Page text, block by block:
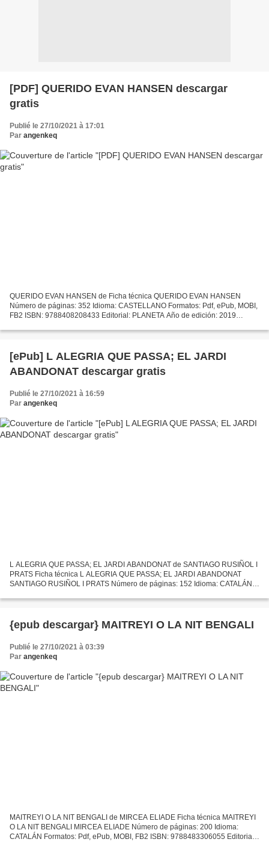
[PDF] QUERIDO EVAN HANSEN descargar
gratis
Publié le 27/10/2021 à 17:01
Par angenkeq
QUERIDO EVAN HANSEN de Ficha técnica QUERIDO EVAN HANSEN
Número de páginas: 352 Idioma: CASTELLANO Formatos: Pdf, ePub, MOBI,
FB2 ISBN: 9788408208433 Editorial: PLANETA Año de edición: 2019
[ePub] L ALEGRIA QUE PASSA; EL JARDI
ABANDONAT descargar gratis
Publié le 27/10/2021 à 16:59
Par angenkeq
L ALEGRIA QUE PASSA; EL JARDI ABANDONAT de SANTIAGO RUSIÑOL I
PRATS Ficha técnica L ALEGRIA QUE PASSA; EL JARDI ABANDONAT
SANTIAGO RUSIÑOL I PRATS Número de páginas: 152 Idioma: CATALÁN
EDUC@ULA...
{epub descargar} MAITREYI O LA NIT BENGALI
Publié le 27/10/2021 à 03:39
Par angenkeq
MAITREYI O LA NIT BENGALI de MIRCEA ELIADE Ficha técnica MAITREYI
O LA NIT BENGALI MIRCEA ELIADE Número de páginas: 200 Idioma:
CATALÁN Formatos: Pdf, ePub, MOBI, FB2 ISBN: 9788483306055 Editorial: